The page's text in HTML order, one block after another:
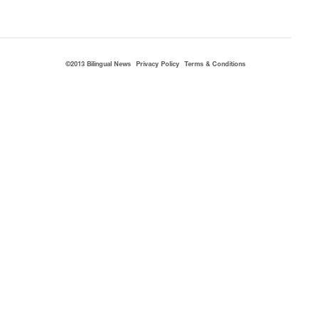
©2013 Bilingual News Privacy Policy Terms & Conditions